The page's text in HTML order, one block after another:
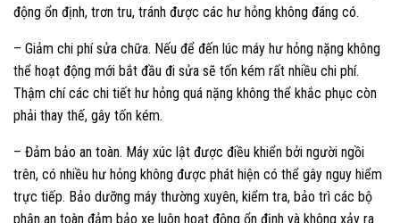
động ổn định, trơn tru, tránh được các hư hỏng không đáng có.
– Giảm chi phí sửa chữa. Nếu để đến lúc máy hư hỏng nặng không
thể hoạt động mới bắt đầu đi sửa sẽ tốn kém rất nhiều chi phí.
Thậm chí các chi tiết hư hỏng quá nặng không thể khắc phục còn
phải thay thế, gây tốn kém.
– Đảm bảo an toàn. Máy xúc lật được điều khiển bởi người ngồi
trên, có nhiều hư hỏng không được phát hiện có thể gây nguy hiểm
trực tiếp. Bảo dưỡng máy thường xuyên, kiểm tra, bảo trì các bộ
phận an toàn đảm bảo xe luôn hoạt động ổn định và không xảy ra